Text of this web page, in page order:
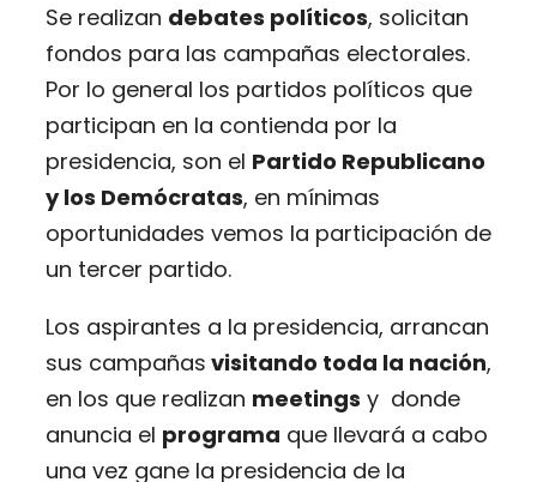
Se realizan debates políticos, solicitan
fondos para las campañas electorales.
Por lo general los partidos políticos que
participan en la contienda por la
presidencia, son el Partido Republicano
y los Demócratas, en mínimas
oportunidades vemos la participación de
un tercer partido.
Los aspirantes a la presidencia, arrancan
sus campañas visitando toda la nación,
en los que realizan meetings y donde
anuncia el programa que llevará a cabo
una vez gane la presidencia de la